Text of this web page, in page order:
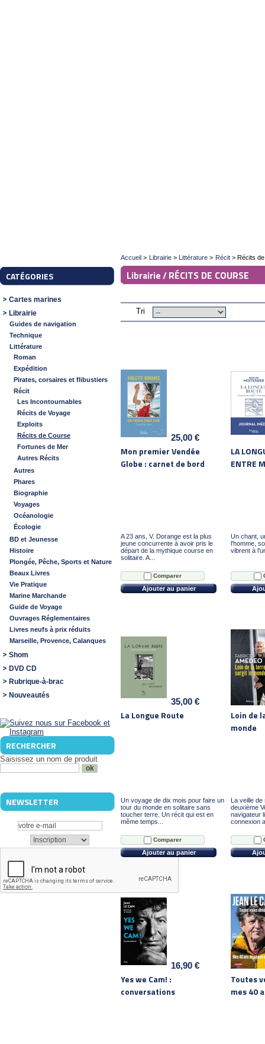
CATÉGORIES
Cartes marines
Librairie
Guides de navigation
Technique
Littérature
Roman
Expédition
Pirates, corsaires et flibustiers
Récit
Les Incontournables
Récits de Voyage
Exploits
Récits de Course
Fortunes de Mer
Autres Récits
Autres
Phares
Biographie
Voyages
Océanologie
Écologie
BD et Jeunesse
Histoire
Plongée, Pêche, Sports et Nature
Beaux Livres
Vie Pratique
Marine Marchande
Guide de Voyage
Ouvrages Réglementaires
Livres neufs à prix réduits
Marseille, Provence, Calanques
Shom
DVD CD
Rubrique-à-brac
Nouveautés
RECHERCHER
Saisissez un nom de produit
NEWSLETTER
Accueil > Librairie > Littérature > Récit > Récits
Librairie /RÉCITS DE COURSE
Tri
25,00 €
Mon premier Vendée
Globe : carnet de bord
A 23 ans, V. Dorange est la plus
jeune concurrente à avoir pris le
départ de la mythique course en
solitaire. A...
Comparer
Ajouter au panier
LA
ENTRE
Un chant,
l'homme,
vibrent à
35,00 €
La Longue Route
Un voyage de dix mois pour faire un
tour du monde en solitaire sans
toucher terre. Un récit qui est en
même temps...
Comparer
Ajouter au panier
Loin de
monde
La veille
deuxième
navigateur
connexion
16,90 €
Yes we Cam! :
conversations
Toutes
mes 40